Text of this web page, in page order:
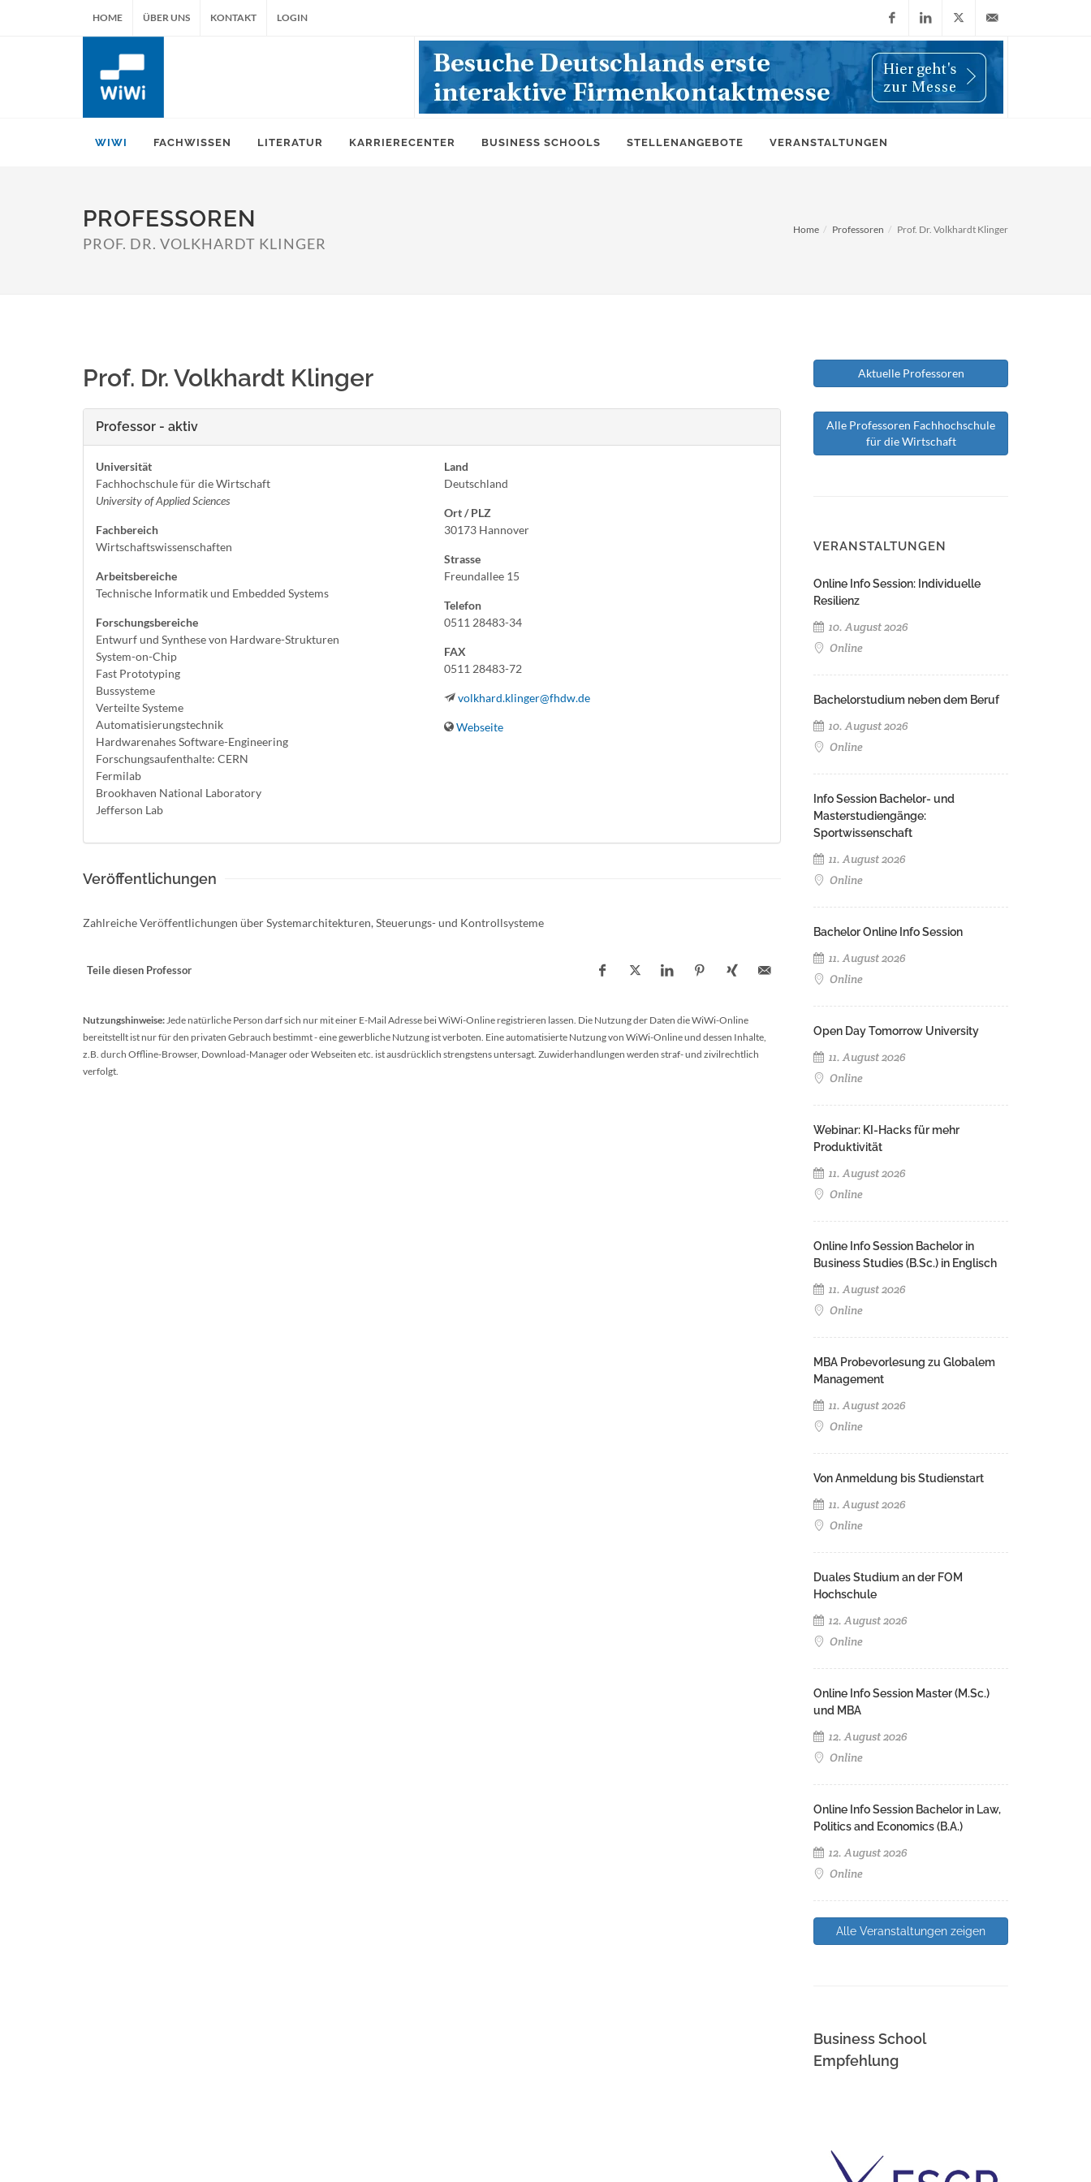
HOME ÜBER UNS KONTAKT LOGIN
FacebookLinkedIn
X
(Twitter)
info@wiwi-
WIWI FACHWISSEN LITERATUR KARRIERECENTER BUSINESS SCHOOLS STELLENANGEBOTE VERANSTALTUNGEN
PROFESSOREN
PROF. DR. VOLKHARDT KLINGER
Home Professoren Prof. Dr. Volkhardt Klinger
Prof. Dr. Volkhardt Klinger
Professor - aktiv
Universität
Fachhochschule für die Wirtschaft
University of Applied Sciences
Fachbereich
Wirtschaftswissenschaften
Arbeitsbereiche
Technische Informatik und Embedded Systems
Forschungsbereiche
Entwurf und Synthese von Hardware-Strukturen
System-on-Chip
Fast Prototyping
Bussysteme
Verteilte Systeme
Automatisierungstechnik
Hardwarenahes Software-Engineering
Forschungsaufenthalte: CERN
Fermilab
Brookhaven National Laboratory
Jefferson Lab
Land
Deutschland
Ort / PLZ
30173 Hannover
Strasse
Freundallee 15
Telefon
0511 28483-34
FAX
0511 28483-72
volkhard.klinger@fhdw.de
Webseite
Veröffentlichungen
Zahlreiche Veröffentlichungen über Systemarchitekturen, Steuerungs- und Kontrollsysteme
Teile diesen Professor
Nutzungshinweise:Jede natürliche Person darf sich nur mit einer E-Mail Adresse bei WiWi-Online registrieren lassen. Die Nutzung der Daten die WiWi-Online
bereitstellt ist nur für den privaten Gebrauch bestimmt - eine gewerbliche Nutzung ist verboten. Eine automatisierte Nutzung von WiWi-Online und dessen Inhalte,
z.B. durch Offline-Browser, Download-Manager oder Webseiten etc. ist ausdrücklich strengstens untersagt. Zuwiderhandlungen werden straf- und zivilrechtlich
verfolgt.
Aktuelle Professoren
Alle Professoren Fachhochschule
für die Wirtschaft
VERANSTALTUNGEN
Online Info Session: Individuelle
Resilienz
10. August 2026
Online
Bachelorstudium neben dem Beruf
10. August 2026
Online
Info Session Bachelor- und
Masterstudiengänge:
Sportwissenschaft
11. August 2026
Online
Bachelor Online Info Session
11. August 2026
Online
Open Day Tomorrow University
11. August 2026
Online
Webinar: KI-Hacks für mehr
Produktivität
11. August 2026
Online
Online Info Session Bachelor in
Business Studies (B.Sc.) in Englisch
11. August 2026
Online
MBA Probevorlesung zu Globalem
Management
11. August 2026
Online
Von Anmeldung bis Studienstart
11. August 2026
Online
Duales Studium an der FOM
Hochschule
12. August 2026
Online
Online Info Session Master (M.Sc.)
und MBA
12. August 2026
Online
Online Info Session Bachelor in Law,
Politics and Economics (B.A.)
12. August 2026
Online
Alle Veranstaltungen zeigen
Business School
Empfehlung